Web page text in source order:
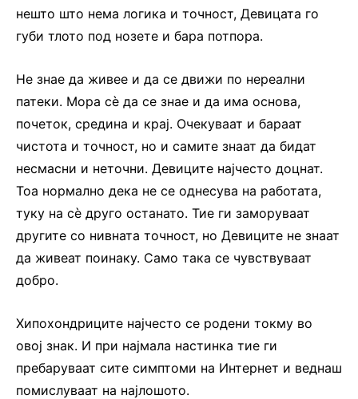
нешто што нема логика и точност, Девицата го
губи тлото под нозете и бара потпора.
Не знае да живее и да се движи по нереални
патеки. Мора сѐ да се знае и да има основа,
почеток, средина и крај. Очекуваат и бараат
чистота и точност, но и самите знаат да бидат
несмасни и неточни. Девиците најчесто доцнат.
Тоа нормално дека не се однесува на работата,
туку на сѐ друго останато. Тие ги заморуваат
другите со нивната точност, но Девиците не знаат
да живеат поинаку. Само така се чувствуваат
добро.
Хипохондриците најчесто се родени токму во
овој знак. И при најмала настинка тие ги
пребаруваат сите симптоми на Интернет и веднаш
помислуваат на најлошото.